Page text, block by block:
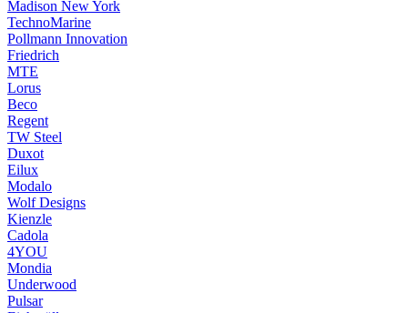
Madison New York
TechnoMarine
Pollmann Innovation
Friedrich
MTE
Lorus
Beco
Regent
TW Steel
Duxot
Eilux
Modalo
Wolf Designs
Kienzle
Cadola
4YOU
Mondia
Underwood
Pulsar